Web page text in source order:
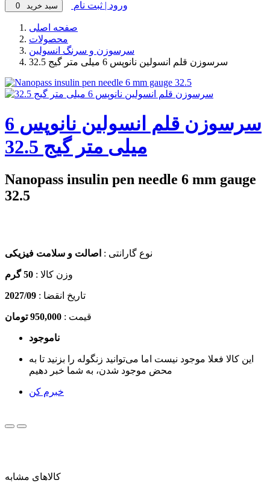
سبد خرید 0 ورود | ثبت نام
صفحه اصلی
محصولات
سرسوزن و سرنگ انسولین
سرسوزن قلم انسولین نانوپس 6 میلی متر گیج 32.5
سرسوزن قلم انسولین نانوپس 6
میلی متر گیج 32.5
Nanopass insulin pen needle 6 mm gauge
32.5
نوع گارانتی : اصالت و سلامت فیزیکی
وزن کالا : 50 گرم
تاریخ انقضا : 2027/09
قیمت : 950,000 تومان
ناموجود
این کالا فعلا موجود نیست اما می‌توانید زنگوله را بزنید تا به
محض موجود شدن، به شما خبر دهیم
خبرم کن
کالاهای مشابه